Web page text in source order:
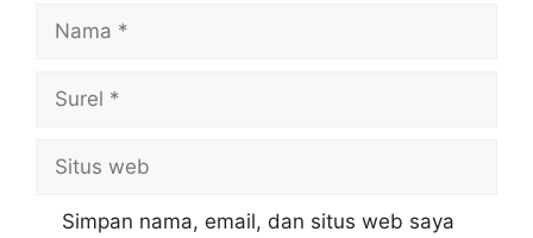
Nama
Surel
Situs
web
Simpan nama, email, dan situs web saya